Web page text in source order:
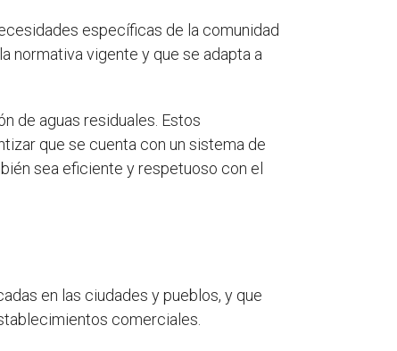
específicas de la comunidad
normativa vigente y que se adapta a
de aguas residuales. Estos
que se cuenta con un sistema de
sea eficiente y respetuoso con el
en las ciudades y pueblos, y que
comerciales.